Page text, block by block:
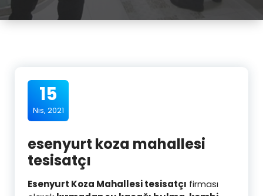
15
Nis, 2021
esenyurt koza mahallesi
tesisatçı
Esenyurt Koza Mahallesi tesisatçı firması